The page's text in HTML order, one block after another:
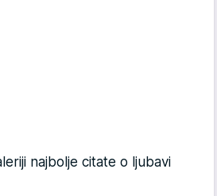
najbolje citate o ljubavi